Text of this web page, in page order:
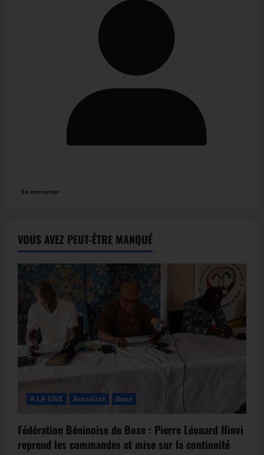
Se connecter
VOUS AVEZ PEUT-ÊTRE MANQUÉ
A LA UNE Actualité Boxe
Fédération Béninoise de Boxe : Pierre Léonard Hinvi
reprend les commandes et mise sur la continuité